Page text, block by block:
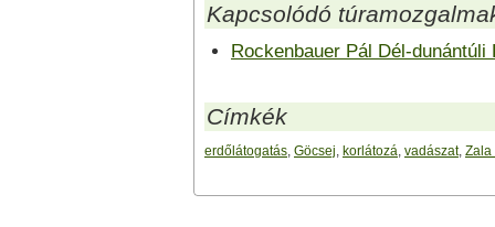
Kapcsolódó
Rockenbauer Pál Dél-dunántúli
Címkék
erdőlátogatás, Göcsej, korlátozá, vadászat, Zala